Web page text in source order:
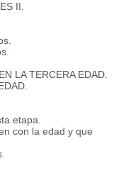
II.
LA TERCERA EDAD.
etapa.
con la edad y que